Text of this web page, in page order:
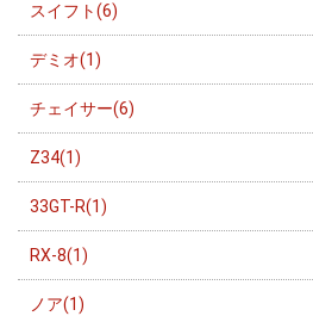
スイフト(6)
デミオ(1)
チェイサー(6)
Z34(1)
33GT-R(1)
RX-8(1)
ノア(1)